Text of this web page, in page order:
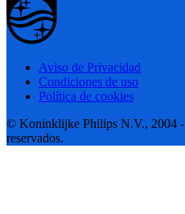
Aviso de Privacidad
Condiciones de uso
Política de cookies
© Koninklijke Philips N.V., 2004 -
reservados.